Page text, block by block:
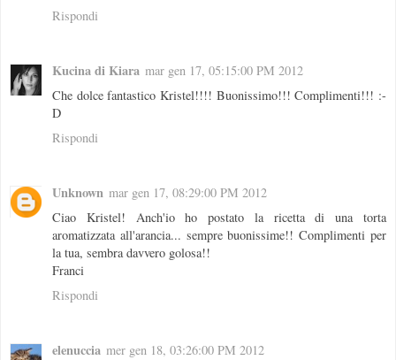
Rispondi
Kucina di Kiara mar gen 17, 05:15:00 PM 2012
Che dolce fantastico Kristel!!!! Buonissimo!!! Complimenti!!! :-
D
Rispondi
Unknown mar gen 17, 08:29:00 PM 2012
Ciao Kristel! Anch'io ho postato la ricetta di una torta
aromatizzata all'arancia... sempre buonissime!! Complimenti per
la tua, sembra davvero golosa!!
Franci
Rispondi
elenuccia mer gen 18, 03:26:00 PM 2012